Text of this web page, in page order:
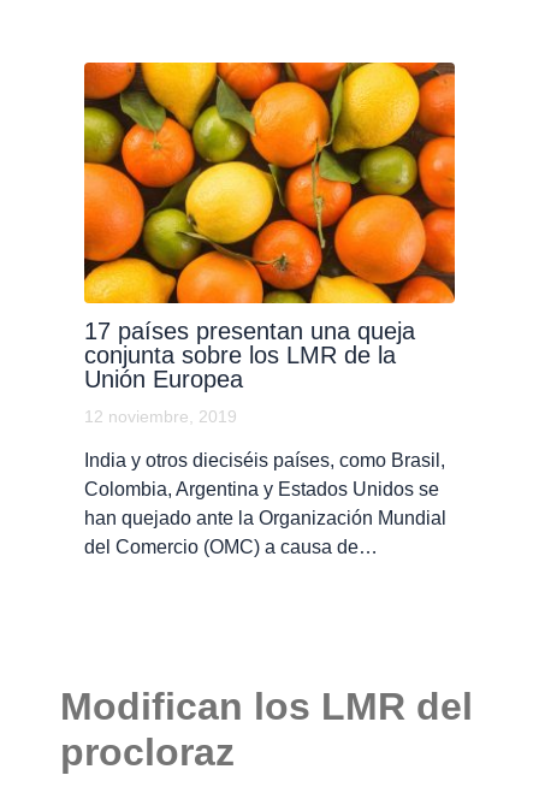
17 países presentan una queja
conjunta sobre los LMR de la
Unión Europea
12 noviembre, 2019
India y otros dieciséis países, como Brasil,
Colombia, Argentina y Estados Unidos se
han quejado ante la Organización Mundial
del Comercio (OMC) a causa de…
Modifican los LMR del
procloraz